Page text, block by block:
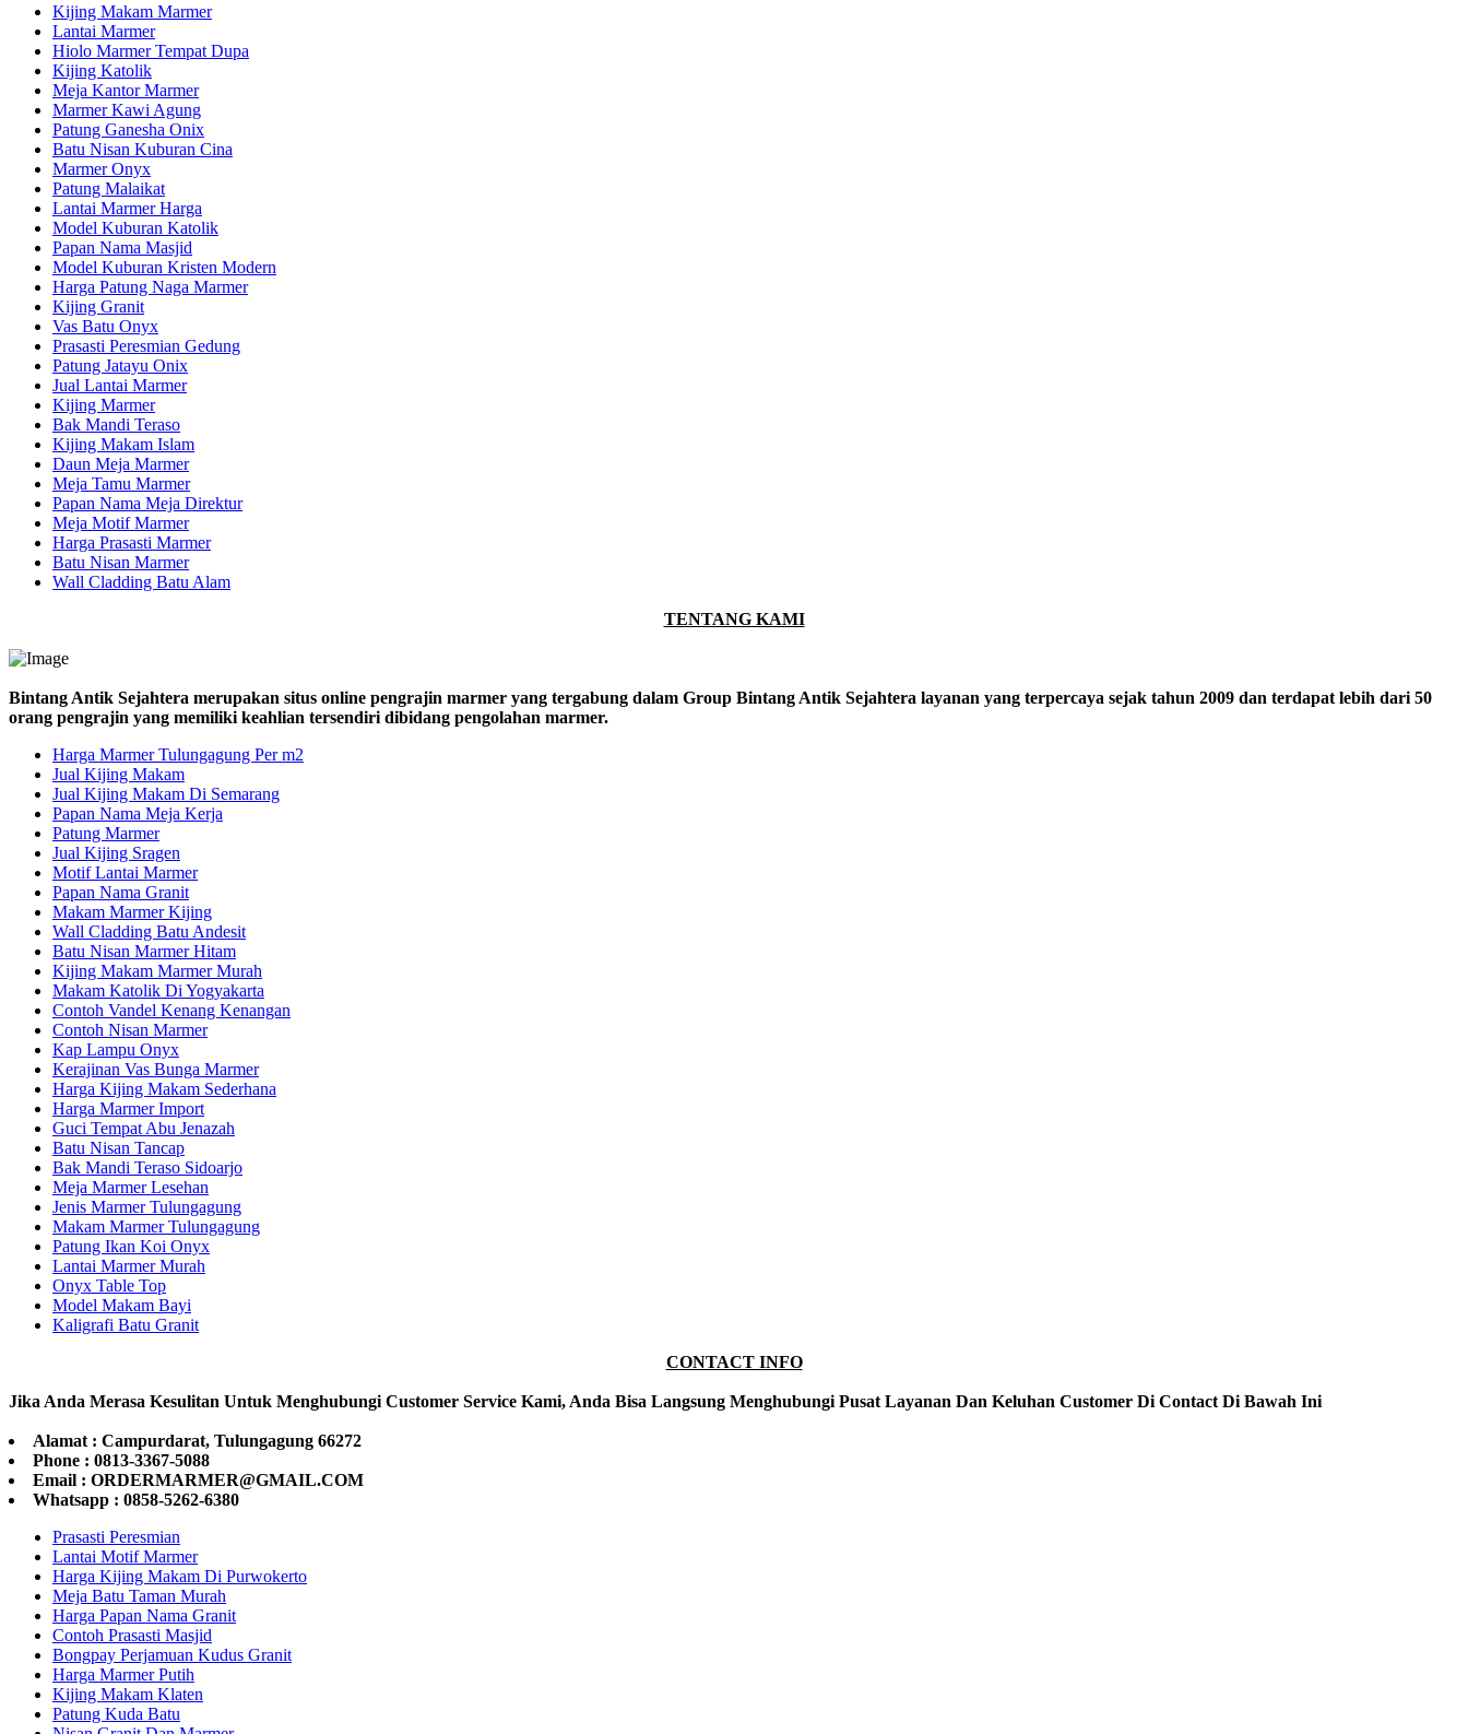
Kijing Makam Marmer
Lantai Marmer
Hiolo Marmer Tempat Dupa
Kijing Katolik
Meja Kantor Marmer
Marmer Kawi Agung
Patung Ganesha Onix
Batu Nisan Kuburan Cina
Marmer Onyx
Patung Malaikat
Lantai Marmer Harga
Model Kuburan Katolik
Papan Nama Masjid
Model Kuburan Kristen Modern
Harga Patung Naga Marmer
Kijing Granit
Vas Batu Onyx
Prasasti Peresmian Gedung
Patung Jatayu Onix
Jual Lantai Marmer
Kijing Marmer
Bak Mandi Teraso
Kijing Makam Islam
Daun Meja Marmer
Meja Tamu Marmer
Papan Nama Meja Direktur
Meja Motif Marmer
Harga Prasasti Marmer
Batu Nisan Marmer
Wall Cladding Batu Alam
TENTANG KAMI
Bintang Antik Sejahtera merupakan situs online pengrajin marmer yang tergabung dalam Group Bintang Antik Sejahtera layanan yang terpercaya sejak tahun 2009 dan terdapat lebih dari 50
orang pengrajin yang memiliki keahlian tersendiri dibidang pengolahan marmer.
Harga Marmer Tulungagung Per m2
Jual Kijing Makam
Jual Kijing Makam Di Semarang
Papan Nama Meja Kerja
Patung Marmer
Jual Kijing Sragen
Motif Lantai Marmer
Papan Nama Granit
Makam Marmer Kijing
Wall Cladding Batu Andesit
Batu Nisan Marmer Hitam
Kijing Makam Marmer Murah
Makam Katolik Di Yogyakarta
Contoh Vandel Kenang Kenangan
Contoh Nisan Marmer
Kap Lampu Onyx
Kerajinan Vas Bunga Marmer
Harga Kijing Makam Sederhana
Harga Marmer Import
Guci Tempat Abu Jenazah
Batu Nisan Tancap
Bak Mandi Teraso Sidoarjo
Meja Marmer Lesehan
Jenis Marmer Tulungagung
Makam Marmer Tulungagung
Patung Ikan Koi Onyx
Lantai Marmer Murah
Onyx Table Top
Model Makam Bayi
Kaligrafi Batu Granit
CONTACT INFO
Jika Anda Merasa Kesulitan Untuk Menghubungi Customer Service Kami, Anda Bisa Langsung Menghubungi Pusat Layanan Dan Keluhan Customer Di Contact Di Bawah Ini
Alamat : Campurdarat, Tulungagung 66272
Phone : 0813-3367-5088
Email : ORDERMARMER@GMAIL.COM
Whatsapp : 0858-5262-6380
Prasasti Peresmian
Lantai Motif Marmer
Harga Kijing Makam Di Purwokerto
Meja Batu Taman Murah
Harga Papan Nama Granit
Contoh Prasasti Masjid
Bongpay Perjamuan Kudus Granit
Harga Marmer Putih
Kijing Makam Klaten
Patung Kuda Batu